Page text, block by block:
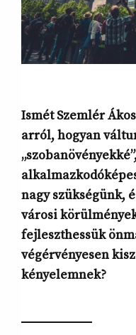
Ismét Szemlér
arról, hogyan
nagy szükségünk,
városi
fejleszthessük
végérvényesen
kényelemnek?